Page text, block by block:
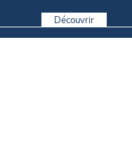
Découvrir